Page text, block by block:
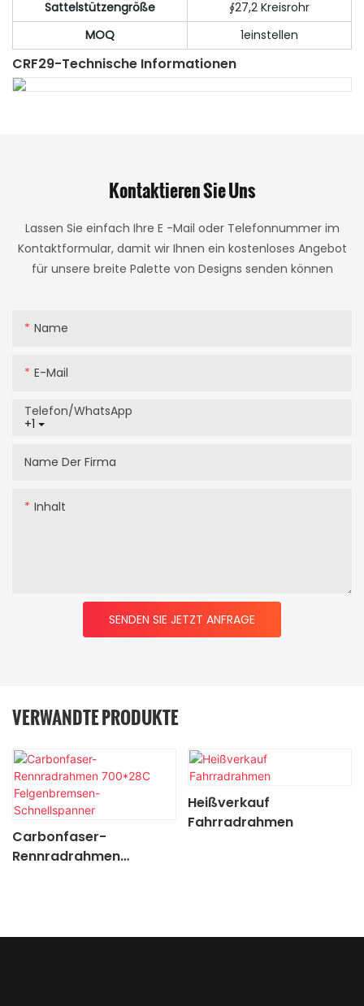
Sattelstützengröße
∮27,2 Kreisrohr
MOQ
1einstellen
CRF29-Technische Informationen
Kontaktieren Sie Uns
Lassen Sie einfach Ihre E -Mail oder Telefonnummer im
Kontaktformular, damit wir Ihnen ein kostenloses Angebot
für unsere breite Palette von Designs senden können
Name
E-Mail
+1
Telefon/WhatsApp
Name Der Firma
Inhalt
SENDEN SIE JETZT ANFRAGE
VERWANDTE PRODUKTE
Carbonfaser-
Rennradrahmen
Heißverkauf
Fahrradrahmen